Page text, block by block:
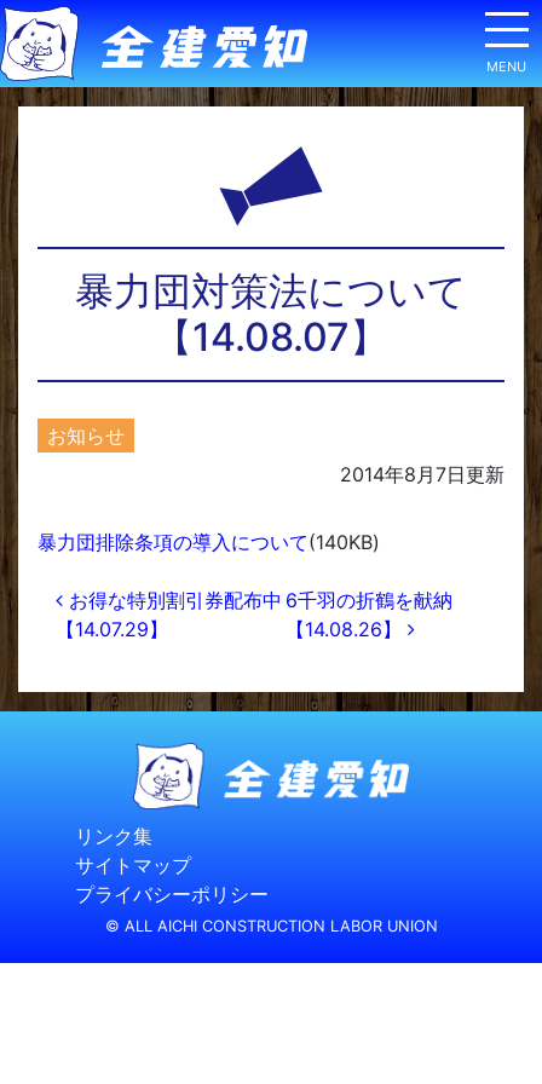
暴力団対策法について
【14.08.07】
お知らせ
2014年8月7日更新
暴力団排除条項の導入について(140KB)
投稿ナビゲーション
お得な特別割引券配布中
【14.07.29】
6千羽の折鶴を献納
【14.08.26】
リンク集
サイトマップ
プライバシーポリシー
© ALL AICHI CONSTRUCTION LABOR UNION